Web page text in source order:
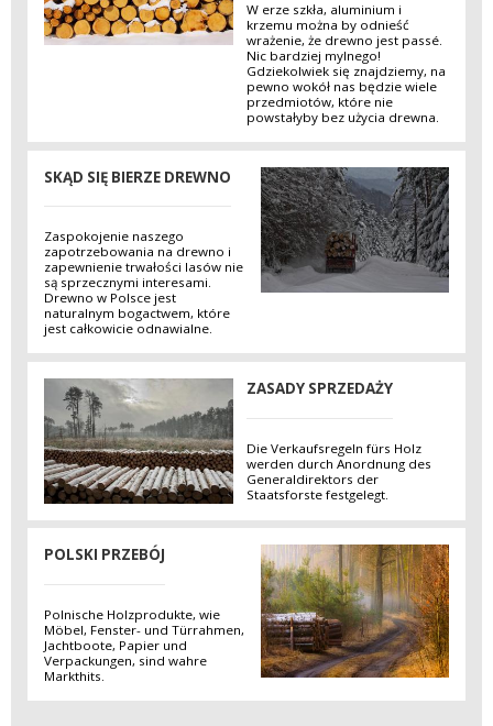
W erze szkła, aluminium i
krzemu można by odnieść
wrażenie, że drewno jest passé.
Nic bardziej mylnego!
Gdziekolwiek się znajdziemy, na
pewno wokół nas będzie wiele
przedmiotów, które nie
powstałyby bez użycia drewna.
SKĄD SIĘ BIERZE DREWNO
Zaspokojenie naszego
zapotrzebowania na drewno i
zapewnienie trwałości lasów nie
są sprzecznymi interesami.
Drewno w Polsce jest
naturalnym bogactwem, które
jest całkowicie odnawialne.
ZASADY SPRZEDAŻY
Die Verkaufsregeln fürs Holz
werden durch Anordnung des
Generaldirektors der
Staatsforste festgelegt.
POLSKI PRZEBÓJ
Polnische Holzprodukte, wie
Möbel, Fenster- und Türrahmen,
Jachtboote, Papier und
Verpackungen, sind wahre
Markthits.